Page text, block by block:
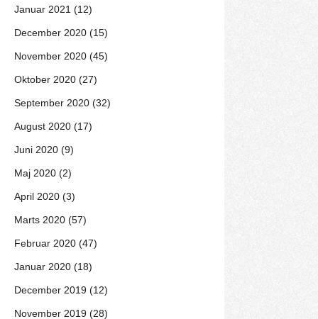
Januar 2021 (12)
December 2020 (15)
November 2020 (45)
Oktober 2020 (27)
September 2020 (32)
August 2020 (17)
Juni 2020 (9)
Maj 2020 (2)
April 2020 (3)
Marts 2020 (57)
Februar 2020 (47)
Januar 2020 (18)
December 2019 (12)
November 2019 (28)